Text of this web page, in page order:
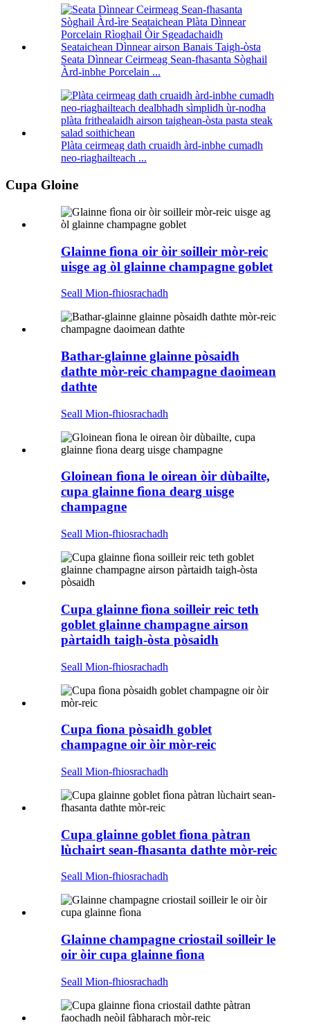
Seata Dìnnear Ceirmeag Sean-fhasanta Sòghail
Àrd-inbhe Porcelain ...
Plàta ceirmeag dath cruaidh àrd-inbhe cumadh
neo-riaghailteach ...
Cupa Gloine
Glainne fìona oir òir soilleir mòr-reic
uisge ag òl glainne champagne goblet
Seall Mion-fhiosrachadh
Bathar-glainne glainne pòsaidh
dathte mòr-reic champagne daoimean
dathte
Seall Mion-fhiosrachadh
Gloinean fìona le oirean òir dùbailte,
cupa glainne fìona dearg uisge
champagne
Seall Mion-fhiosrachadh
Cupa glainne fìona soilleir reic teth
goblet glainne champagne airson
pàrtaidh taigh-òsta pòsaidh
Seall Mion-fhiosrachadh
Cupa fìona pòsaidh goblet
champagne oir òir mòr-reic
Seall Mion-fhiosrachadh
Cupa glainne goblet fìona pàtran
lùchairt sean-fhasanta dathte mòr-reic
Seall Mion-fhiosrachadh
Glainne champagne criostail soilleir le
oir òir cupa glainne fìona
Seall Mion-fhiosrachadh